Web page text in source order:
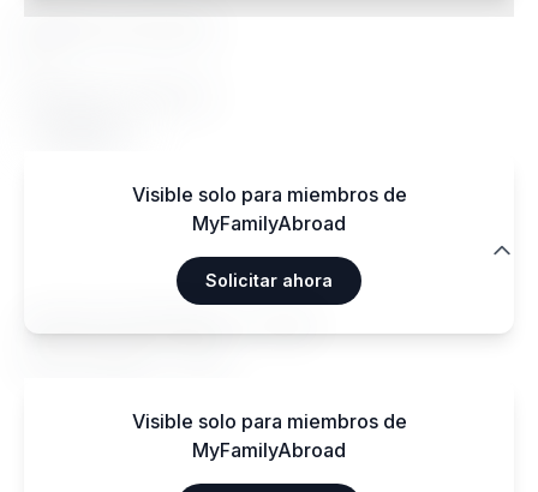
Visible solo para miembros de
MyFamilyAbroad
Solicitar ahora
Visible solo para miembros de
MyFamilyAbroad